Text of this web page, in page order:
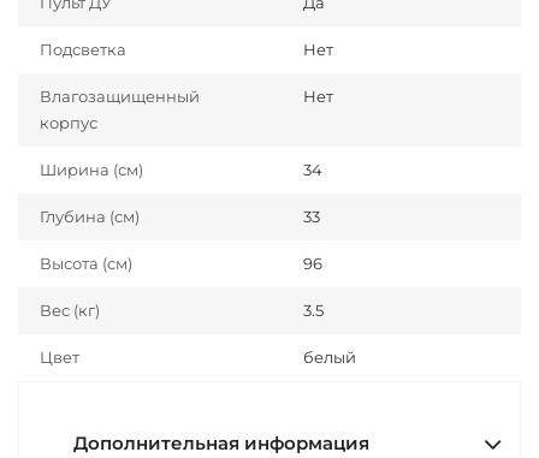
Подсветка Нет
Влагозащищенный
корпус
Нет
Ширина (см) 34
Глубина (см) 33
Высота (см) 96
Вес (кг) 3.5
Цвет белый
Дополнительная информация